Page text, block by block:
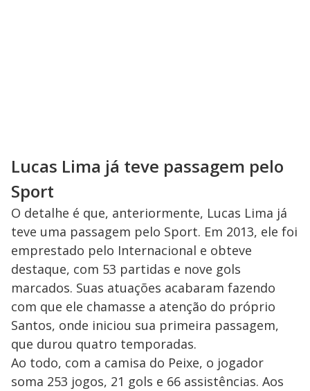
Lucas Lima já teve passagem pelo
Sport
O detalhe é que, anteriormente, Lucas Lima já
teve uma passagem pelo Sport. Em 2013, ele foi
emprestado pelo Internacional e obteve
destaque, com 53 partidas e nove gols
marcados. Suas atuações acabaram fazendo
com que ele chamasse a atenção do próprio
Santos, onde iniciou sua primeira passagem,
que durou quatro temporadas.
Ao todo, com a camisa do Peixe, o jogador
soma 253 jogos, 21 gols e 66 assistências. Aos